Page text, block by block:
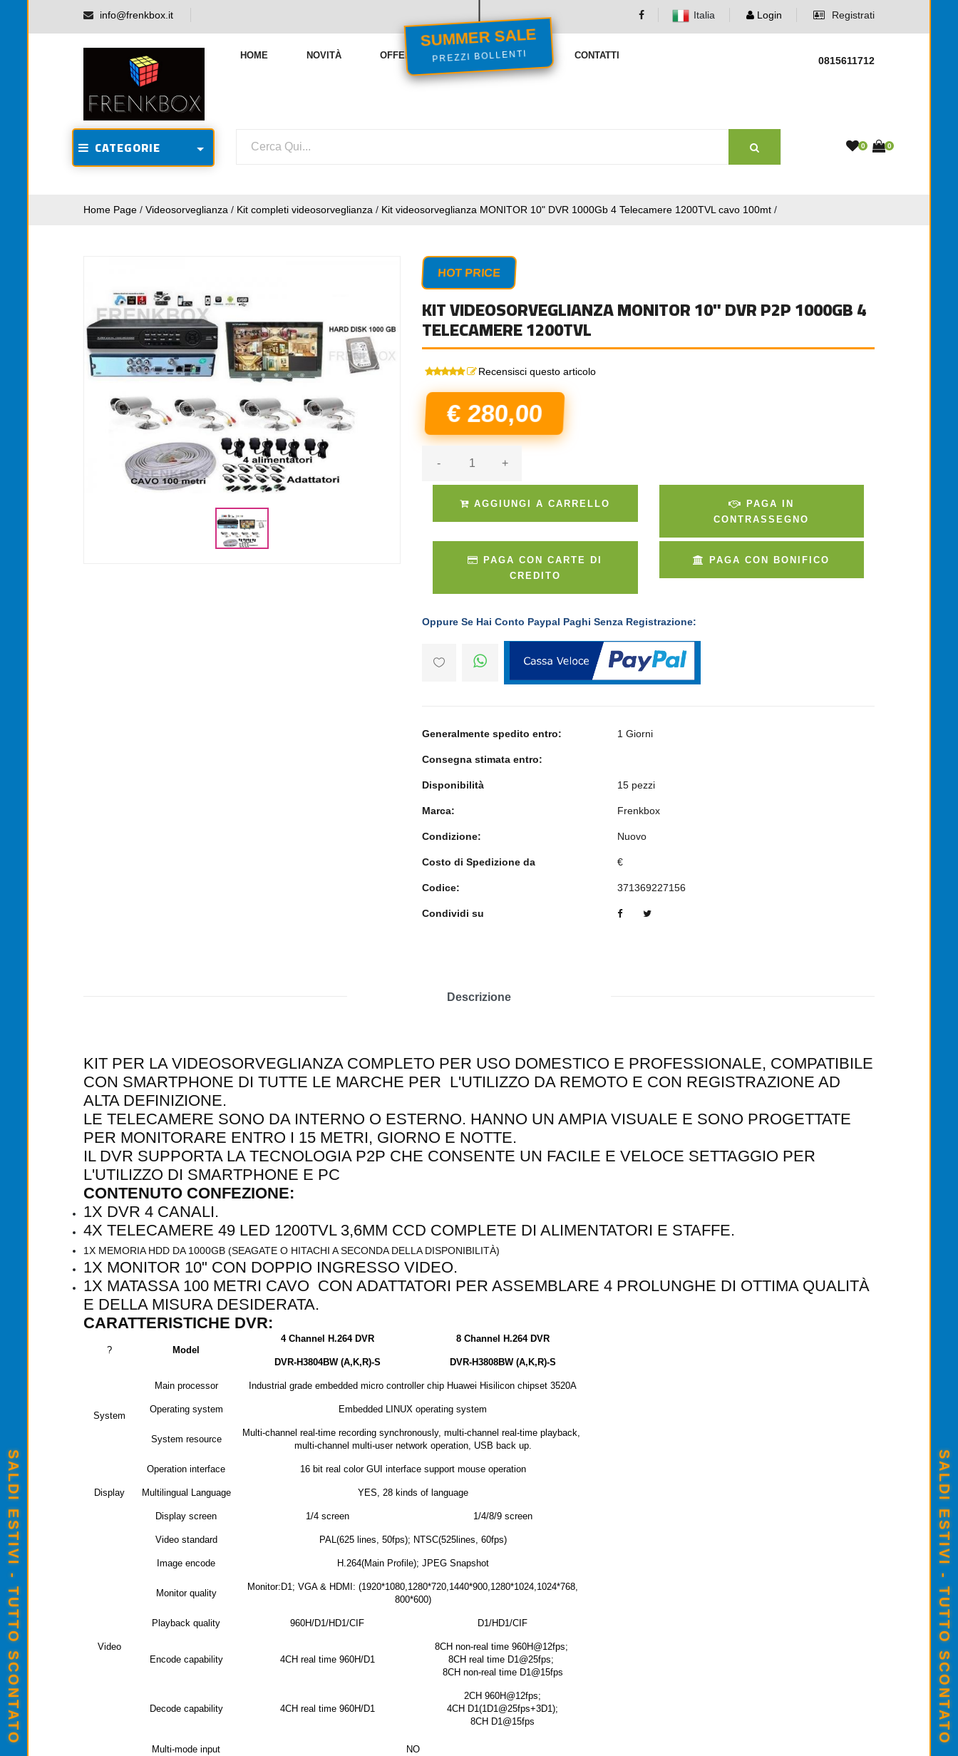
SUMMER SALE
PREZZI BOLLENTI
info@frenkbox.it Italia Login Registrati
HOME NOVITÀ OFFERTE VENDITE FLASH CONTATTI 0815611712
CATEGORIE 0 0
Home Page / Videosorveglianza / Kit completi videosorveglianza / Kit videosorveglianza MONITOR 10" DVR 1000Gb 4 Telecamere 1200TVL cavo 100mt /
HOT PRICE
KIT VIDEOSORVEGLIANZA MONITOR 10" DVR P2P 1000GB 4
TELECAMERE 1200TVL
Recensisci questo articolo
€ 280,00
- +
AGGIUNGI A CARRELLO
CONTRASSEGNO
CREDITO
PAGA CON BONIFICO
Oppure Se Hai Conto Paypal Paghi Senza Registrazione:
Generalmente spedito entro: 1 Giorni
Consegna stimata entro:
Disponibilità 15 pezzi
Marca: Frenkbox
Condizione: Nuovo
Costo di Spedizione da €
Codice: 371369227156
Condividi su
Descrizione
KIT PER LA VIDEOSORVEGLIANZA COMPLETO PER USO DOMESTICO E PROFESSIONALE, COMPATIBILE
CON SMARTPHONE DI TUTTE LE MARCHE PER L'UTILIZZO DA REMOTO E CON REGISTRAZIONE AD
ALTA DEFINIZIONE.
LE TELECAMERE SONO DA INTERNO O ESTERNO. HANNO UN AMPIA VISUALE E SONO PROGETTATE
PER MONITORARE ENTRO I 15 METRI, GIORNO E NOTTE.
IL DVR SUPPORTA LA TECNOLOGIA P2P CHE CONSENTE UN FACILE E VELOCE SETTAGGIO PER
L'UTILIZZO DI SMARTPHONE E PC
CONTENUTO CONFEZIONE:
1X DVR 4 CANALI.
4X TELECAMERE 49 LED 1200TVL 3,6MM CCD COMPLETE DI ALIMENTATORI E STAFFE.
1X MEMORIA HDD DA 1000GB (SEAGATE O HITACHI A SECONDA DELLA DISPONIBILITÀ)
1X MONITOR 10" CON DOPPIO INGRESSO VIDEO.
1X MATASSA 100 METRI CAVO CON ADATTATORI PER ASSEMBLARE 4 PROLUNGHE DI OTTIMA QUALITÀ
E DELLA MISURA DESIDERATA.
CARATTERISTICHE DVR:
? Model
4 Channel H.264 DVR 8 Channel H.264 DVR
DVR-H3804BW (A,K,R)-S DVR-H3808BW (A,K,R)-S
System
Main processor Industrial grade embedded micro controller chip Huawei Hisilicon chipset 3520A
Operating system Embedded LINUX operating system
System resource
Multi-channel real-time recording synchronously, multi-channel real-time playback,
multi-channel multi-user network operation, USB back up.
Display
Operation interface 16 bit real color GUI interface support mouse operation
Multilingual Language YES, 28 kinds of language
Display screen 1/4 screen 1/4/8/9 screen
Video
Video standard PAL(625 lines, 50fps); NTSC(525lines, 60fps)
Image encode H.264(Main Profile); JPEG Snapshot
Monitor quality
Monitor:D1; VGA & HDMI: (1920*1080,1280*720,1440*900,1280*1024,1024*768,
800*600)
Playback quality 960H/D1/HD1/CIF D1/HD1/CIF
Encode capability 4CH real time 960H/D1
8CH non-real time 960H@12fps;
8CH real time D1@25fps;
8CH non-real time D1@15fps
Decode capability 4CH real time 960H/D1
2CH 960H@12fps;
4CH D1(1D1@25fps+3D1);
8CH D1@15fps
Multi-mode input NO
SALDI ESTIVI - TUTTO SCONTATO SALDI ESTIVI - TUTTO SCONTATO